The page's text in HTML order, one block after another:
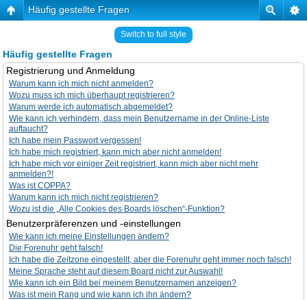
Häufig gestellte Fragen
Switch to full style
Häufig gestellte Fragen
Registrierung und Anmeldung
Warum kann ich mich nicht anmelden?
Wozu muss ich mich überhaupt registrieren?
Warum werde ich automatisch abgemeldet?
Wie kann ich verhindern, dass mein Benutzername in der Online-Liste
auftaucht?
Ich habe mein Passwort vergessen!
Ich habe mich registriert, kann mich aber nicht anmelden!
Ich habe mich vor einiger Zeit registriert, kann mich aber nicht mehr
anmelden?!
Was ist COPPA?
Warum kann ich mich nicht registrieren?
Wozu ist die „Alle Cookies des Boards löschen“-Funktion?
Benutzerpräferenzen und -einstellungen
Wie kann ich meine Einstellungen ändern?
Die Forenuhr geht falsch!
Ich habe die Zeitzone eingestellt, aber die Forenuhr geht immer noch falsch!
Meine Sprache steht auf diesem Board nicht zur Auswahl!
Wie kann ich ein Bild bei meinem Benutzernamen anzeigen?
Was ist mein Rang und wie kann ich ihn ändern?